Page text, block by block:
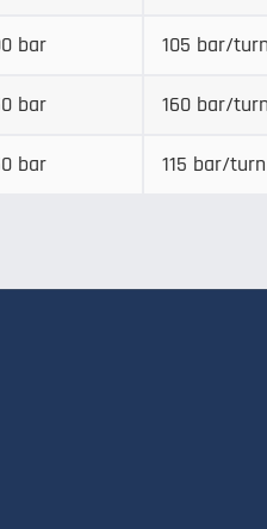
bar 105 bar/turn
bar 160 bar/turn
bar 115 bar/turn